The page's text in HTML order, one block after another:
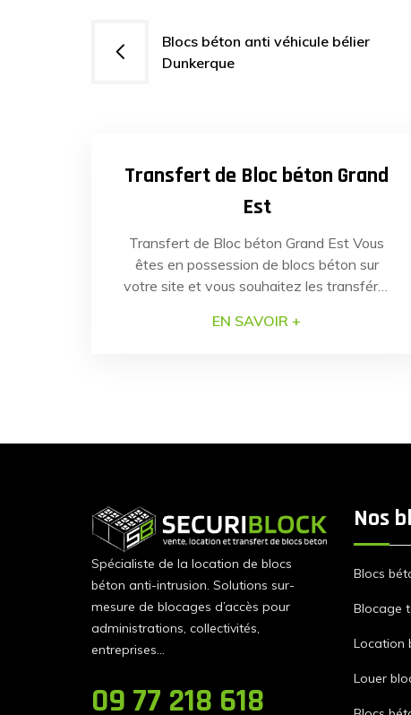
Navigation
Blocs béton anti véhicule bélier
Dunkerque
Transfert de Bloc béton Grand
Est
Transfert de Bloc béton Grand Est Vous
êtes en possession de blocs béton sur
votre site et vous souhaitez les transférer
recherche d’une solution économique et
EN SAVOIR +
Spécialiste de la location de blocs
béton anti-intrusion. Solutions sur-
mesure de blocages d’accès pour
administrations, collectivités,
entreprises…
09 77 218 618
Nos
Blocs
Blocage
Location
Louer